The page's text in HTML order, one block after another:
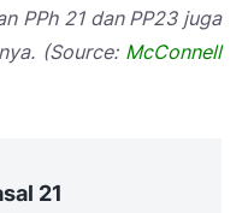
PPh 21 dan PP23 juga
(Source: McConnell
21